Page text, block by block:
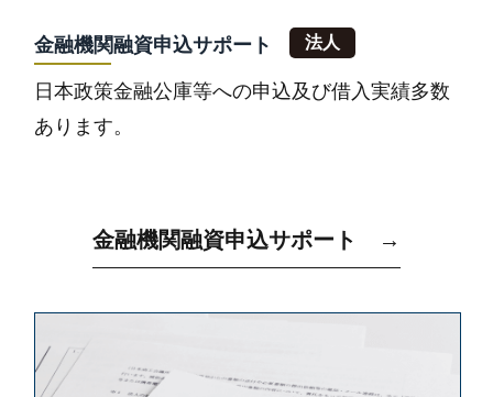
金融機関融資申込サポート
日本政策金融公庫等への申込及び借入実績多数
あります。
金融機関融資申込サポート →